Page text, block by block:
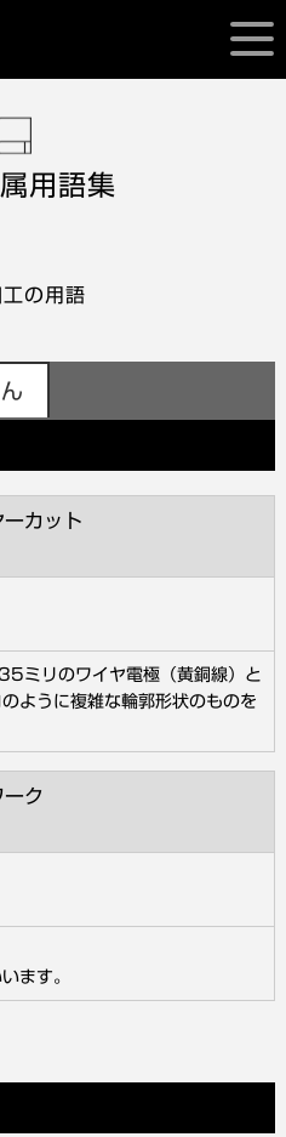
用語集
の用語
ん
ーカット
ミリのワイヤ電極（黄銅線）と
ように複雑な輪郭形状のものを
ーク
ます。